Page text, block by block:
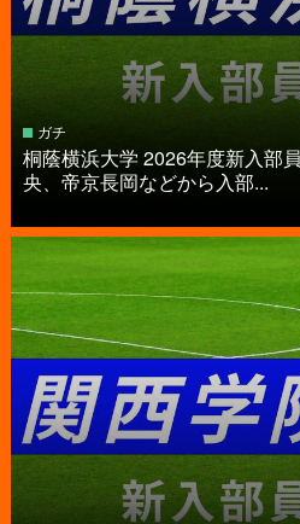
ガチ
桐蔭横浜大学 2026年度新入部
央、帝京長岡などから入部...